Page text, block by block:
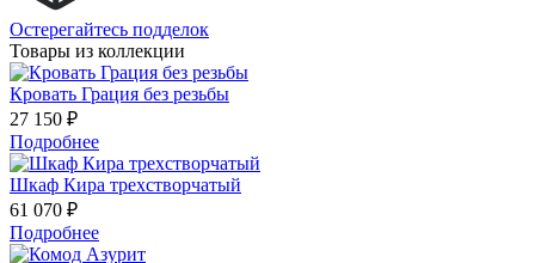
Остерегайтесь подделок
Товары из коллекции
Кровать Грация без резьбы
27 150 ₽
Подробнее
Шкаф Кира трехстворчатый
61 070 ₽
Подробнее